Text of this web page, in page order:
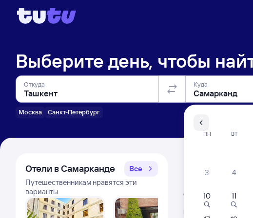
Выберите день, чтобы
Откуда
Москва Санкт-Петербург
Куда
Отели в Самарканде
Все
Путешественникам нравятся эти
варианты
Расписание
Открыта продажа
Тип вагона
ПН ВТ
3 4
10 11